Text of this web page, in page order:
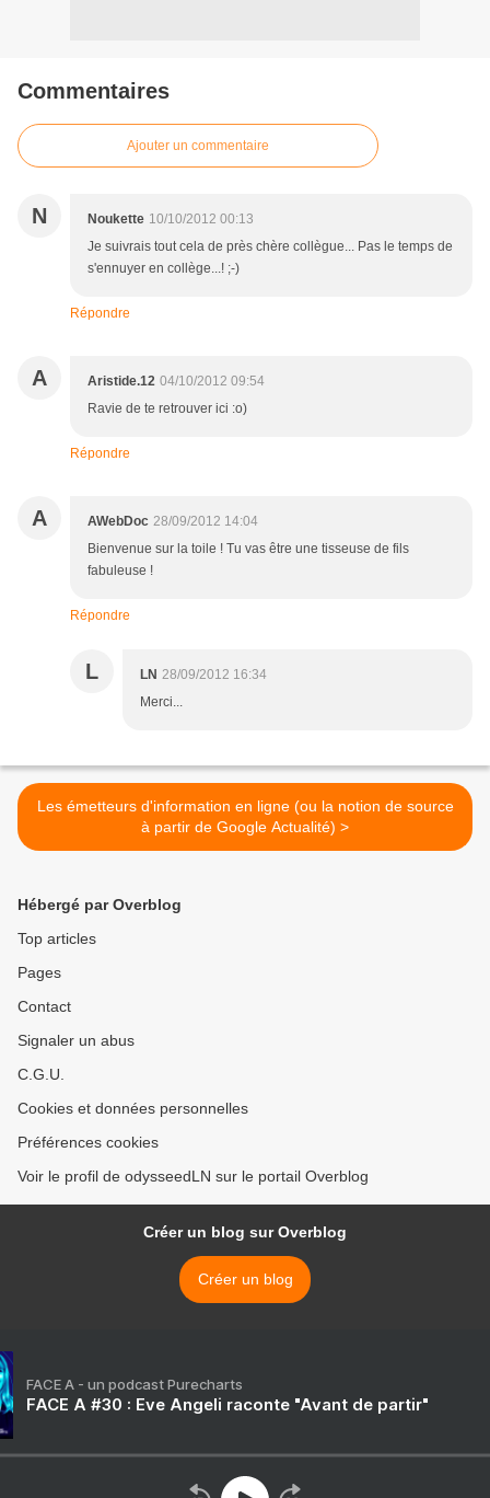
Commentaires
Ajouter un commentaire
N Noukette 10/10/2012 00:13
Je suivrais tout cela de près chère collègue... Pas le temps de
s'ennuyer en collège...! ;-)
Répondre
A Aristide.12 04/10/2012 09:54
Ravie de te retrouver ici :o)
Répondre
A AWebDoc 28/09/2012 14:04
Bienvenue sur la toile ! Tu vas être une tisseuse de fils
fabuleuse !
Répondre
L LN 28/09/2012 16:34
Merci...
Les émetteurs d'information en ligne (ou la notion de source
à partir de Google Actualité) >
Hébergé par Overblog
Top articles
Pages
Contact
Signaler un abus
C.G.U.
Cookies et données personnelles
Préférences cookies
Voir le profil de odysseedLN sur le portail Overblog
Créer un blog sur Overblog
Créer un blog
FACE A - un podcast Purecharts
FACE A #30 : Eve Angeli raconte "Avant de partir"